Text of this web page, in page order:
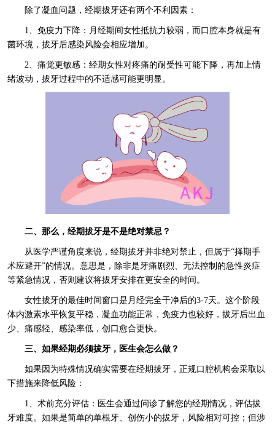
除了凝血问题，经期拔牙还有两个不利因素：
1、免疫力下降：月经期间女性抵抗力较弱，而口腔本身就是有
菌环境，拔牙后感染风险会相应增加。
2、痛觉更敏感：经期女性对疼痛的耐受性可能下降，再加上情
绪波动，拔牙过程中的不适感可能更明显。
二、那么，经期拔牙是不是绝对禁忌？
从医学严谨角度来说，经期拔牙并非绝对禁止，但属于“择期手
术应避开”的情况。意思是，除非是牙痛剧烈、无法控制的急性炎症
等紧急情况，否则建议将拔牙安排在更安全的时间。
女性拔牙的最佳时间窗口是月经完全干净后的3-7天。这个阶段
体内激素水平恢复平稳，凝血功能正常，免疫力也较好，拔牙后出血
少、痛感轻、感染率低，创口愈合更快。
三、如果经期必须拔牙，医生会怎么做？
如果因为特殊情况确实需要在经期拔牙，正规口腔机构会采取以
下措施来降低风险：
1、术前充分评估：医生会通过问诊了解您的经期情况，评估拔
牙难度。如果是简单的单根牙、创伤小的拔牙，风险相对可控；但涉